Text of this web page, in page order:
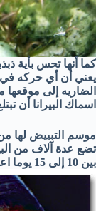
كما أنها تحس بأية
يعني أن أي حركه في
الضاريه إلى
اسماك البيرانا أن
موسم التبييض
تضع عدة آلاف من
بين 10 إلى 15 يوما اعتمادا إلى حرارة ماءالبحر المتواجده فيها.